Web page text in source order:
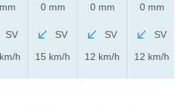
SV
h
0 mm
SV
15 km/h
0 mm
SV
12 km/h
0 mm
SV
12 km/h